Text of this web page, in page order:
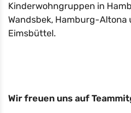
Kinderwohngruppen in
Wandsbek, Hamburg-
Eimsbüttel.
Wir freuen uns auf